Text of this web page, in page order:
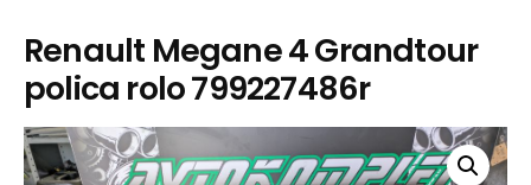
Renault Megane 4 Grandtour
polica rolo 799227486r